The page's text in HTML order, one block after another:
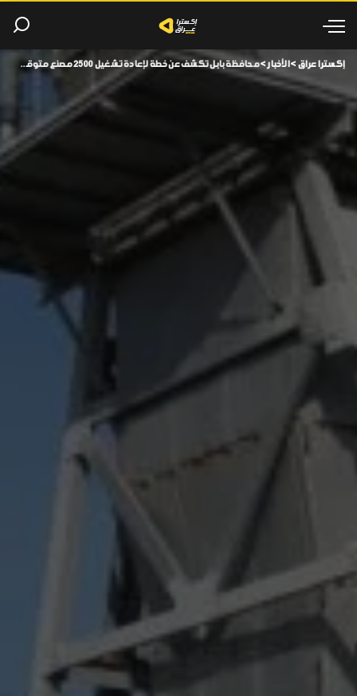
إكسترا عراق >الأخبار>محافظة بابل تكشف عن خطة لإعادة تشغيل 2500 مصنع متوقف بالتعاون مع شركات عالمية.